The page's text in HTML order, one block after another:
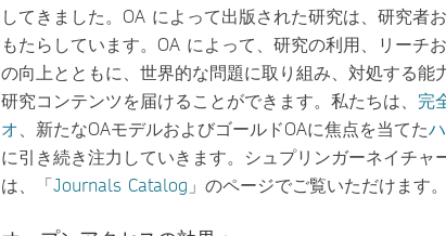
してきました。OA によって出版された研究は、研究者
もたらしています。OA によって、研究の利用、リーチ
の向上とともに、世界的な問題に取り組み、対処する能
研究コンテンツを届けることができます。私たちは、 完
オ 、新たなOAモデルおよびゴールドOAに焦点を当てた
に引き続き注力していきます。シュプリンガーネイチャ
は、「Journals Catalog 」のページでご覧いただけます。